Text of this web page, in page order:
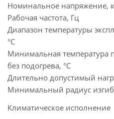
Номинальное напряжение,
Рабочая частота, Гц
Диапазон температуры
°C
Минимальная температура
без подогрева, °C
Длительно допустимый
Минимальный радиус
Климатическое исполнение